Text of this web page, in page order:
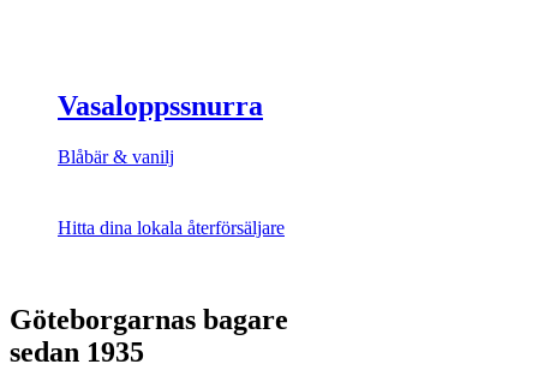
Vasaloppssnurra
Blåbär & vanilj
Hitta dina lokala återförsäljare
Göteborgarnas bagare
sedan 1935